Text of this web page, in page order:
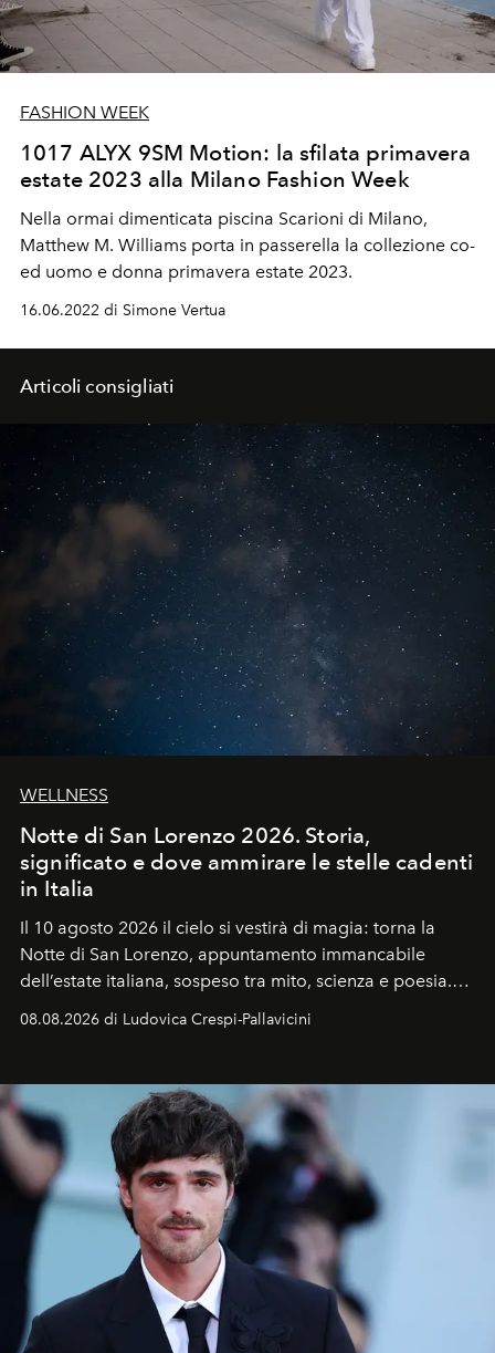
FASHION WEEK
1017 ALYX 9SM Motion: la sfilata primavera
estate 2023 alla Milano Fashion Week
Nella ormai dimenticata piscina Scarioni di Milano,
Matthew M. Williams porta in passerella la collezione co-
ed uomo e donna primavera estate 2023.
16.06.2022 di Simone Vertua
Articoli consigliati
WELLNESS
Notte di San Lorenzo 2026. Storia,
significato e dove ammirare le stelle cadenti
in Italia
Il 10 agosto 2026 il cielo si vestirà di magia: torna la
Notte di San Lorenzo, appuntamento immancabile
dell’estate italiana, sospeso tra mito, scienza e poesia.
celeste per seguire il passaggio delle
all’universo i desideri più segreti
08.08.2026 di Ludovica Crespi-Pallavicini